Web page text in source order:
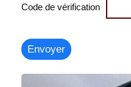
Code de vérification